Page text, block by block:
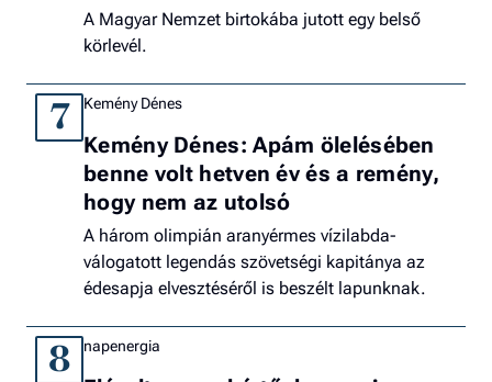
A Magyar Nemzet birtokába jutott egy belső
körlevél.
7 Kemény Dénes
Kemény Dénes: Apám ölelésében
benne volt hetven év és a remény,
hogy nem az utolsó
A három olimpián aranyérmes vízilabda-
válogatott legendás szövetségi kapitánya az
édesapja elvesztéséről is beszélt lapunknak.
8 napenergia